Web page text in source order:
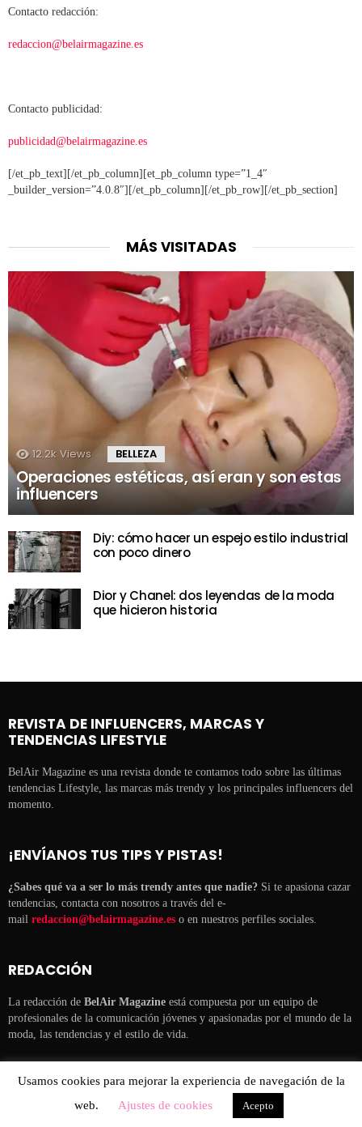
Contacto redacción:
redaccion@belairmagazine.es
Contacto publicidad:
publicidad@belairmagazine.es
[/et_pb_text][/et_pb_column][et_pb_column type=”1_4″
_builder_version=”4.0.8″][/et_pb_column][/et_pb_row][/et_pb_section]
MÁS VISITADAS
12.2k Views BELLEZA
Operaciones estéticas, así eran y son estas
influencers
Diy: cómo hacer un espejo estilo industrial
con poco dinero
Dior y Chanel: dos leyendas de la moda
que hicieron historia
REVISTA DE INFLUENCERS, MARCAS Y
TENDENCIAS LIFESTYLE
BelAir Magazine es una revista donde te contamos todo sobre las últimas
tendencias Lifestyle, las marcas más trendy y los principales influencers del
momento.
¡ENVÍANOS TUS TIPS Y PISTAS!
¿Sabes qué va a ser lo más trendy antes que nadie? Si te apasiona cazar
tendencias, contacta con nosotros a través del e-
mail redaccion@belairmagazine.es o en nuestros perfiles sociales.
REDACCIÓN
La redacción de BelAir Magazine está compuesta por un equipo de
profesionales de la comunicación jóvenes y apasionadas por el mundo de la
moda, las tendencias y el estilo de vida.
Belair Magazine es parte de la división lifestyle de
COMUNICACIÓN
Usamos cookies para mejorar la experiencia de navegación de la
web.
Ajustes de cookies Acepto